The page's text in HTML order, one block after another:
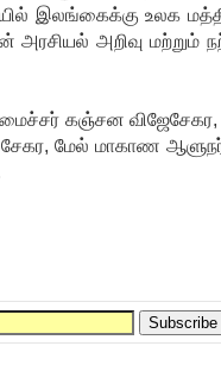
இலங்கைக்கு உலக
அரசியல் அறிவு
கஞ்சன விஜேசேகர,
மேல் மாகாண ஆளுநர்